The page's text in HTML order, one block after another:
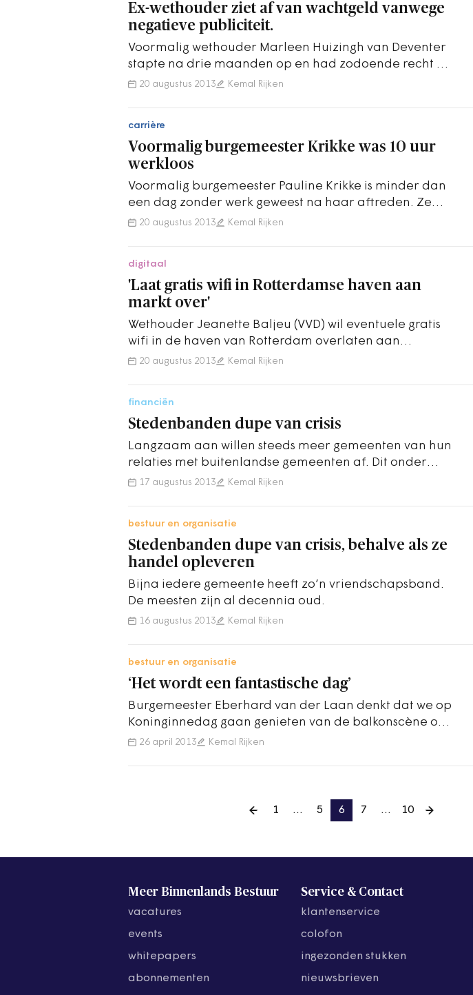
Ex-wethouder ziet af van wachtgeld vanwege
negatieve publiciteit.
Voormalig wethouder Marleen Huizingh van Deventer
stapte na drie maanden op en had zodoende recht op
wachtgeld. Na een jaar heeft ze nog…
20 augustus 2013 Kemal Rijken
carrière
Voormalig burgemeester Krikke was 10 uur
werkloos
Voormalig burgemeester Pauline Krikke is minder dan
een dag zonder werk geweest na haar aftreden. Ze
heeft haar eigen adviesbureau.…
20 augustus 2013 Kemal Rijken
digitaal
'Laat gratis wifi in Rotterdamse haven aan
markt over'
Wethouder Jeanette Baljeu (VVD) wil eventuele gratis
wifi in de haven van Rotterdam overlaten aan
marktpartijen en niet aan de overheid.
20 augustus 2013 Kemal Rijken
financiën
Stedenbanden dupe van crisis
Langzaam aan willen steeds meer gemeenten van hun
relaties met buitenlandse gemeenten af. Dit onder
druk van bezuinigingen of politieke…
17 augustus 2013 Kemal Rijken
bestuur en organisatie
Stedenbanden dupe van crisis, behalve als ze
handel opleveren
Bijna iedere gemeente heeft zo’n vriendschapsband.
De meesten zijn al decennia oud.
16 augustus 2013 Kemal Rijken
bestuur en organisatie
‘Het wordt een fantastische dag’
Burgemeester Eberhard van der Laan denkt dat we op
Koninginnedag gaan genieten van de balkonscène op
de Dam en de twee grote feesten in de…
26 april 2013 Kemal Rijken
1 … 5 6 7 … 10
Meer Binnenlands Bestuur
vacatures
events
whitepapers
abonnementen
Service & Contact
klantenservice
colofon
ingezonden stukken
nieuwsbrieven